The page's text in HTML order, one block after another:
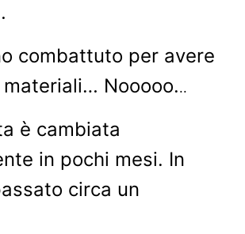
combattuto per avere
Nooooo...
è cambiata
in pochi mesi. In
circa un